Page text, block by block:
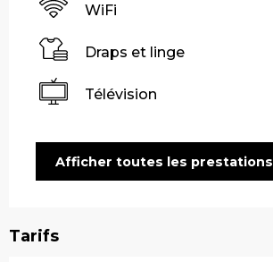
WiFi
Draps et linge
Télévision
Afficher toutes les prestations
Tarifs